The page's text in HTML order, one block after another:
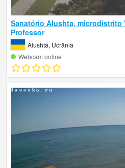
Sanatório Alushta, microdistrito
Professor
Alushta, Ucrânia
Webcam online